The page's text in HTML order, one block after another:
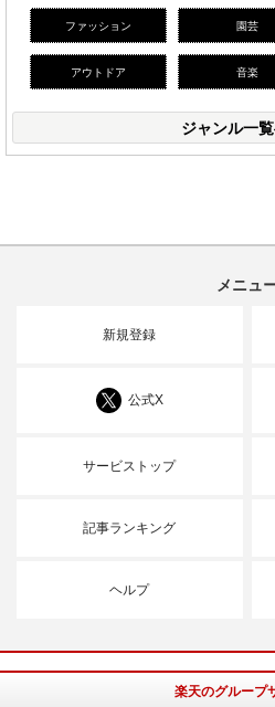
ファッション 園芸
アウトドア 音楽
ジャンル一
メニュ
新規登録
公式X
サービストップ
記事ランキング
ヘルプ
楽天のグループ